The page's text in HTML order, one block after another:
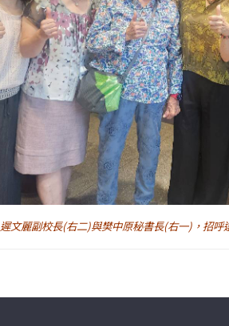
遲文麗副校長(右二)與樊中原秘書長(右一)，招呼